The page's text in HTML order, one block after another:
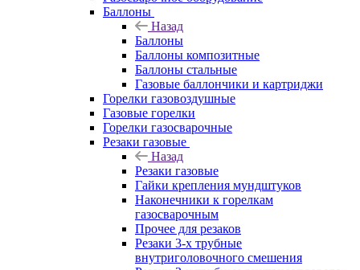
Баллоны
Назад
Баллоны
Баллоны композитные
Баллоны стальные
Газовые баллончики и картриджи
Горелки газовоздушные
Газовые горелки
Горелки газосварочные
Резаки газовые
Назад
Резаки газовые
Гайки крепления мундштуков
Наконечники к горелкам
газосварочным
Прочее для резаков
Резаки 3-х трубные
внутриголовочного смешения